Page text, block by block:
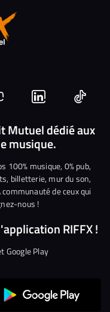
Nous
rejoindre
sur
Linkedin
Nous
Mutuel dédié aux
musique.
100% musique, 0% pub,
billetterie, mur du son,
de ceux qui
nous !
RIFFX !
Google Play